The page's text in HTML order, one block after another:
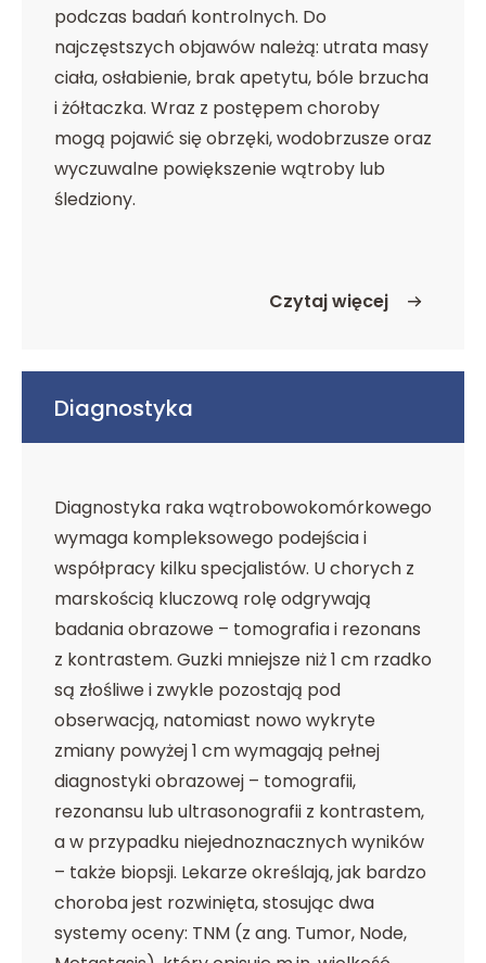
podczas badań kontrolnych. Do
najczęstszych objawów należą: utrata masy
ciała, osłabienie, brak apetytu, bóle brzucha
i żółtaczka. Wraz z postępem choroby
mogą pojawić się obrzęki, wodobrzusze oraz
wyczuwalne powiększenie wątroby lub
śledziony.
Czytaj więcej
o Objawy
Diagnostyka
Diagnostyka raka wątrobowokomórkowego
wymaga kompleksowego podejścia i
współpracy kilku specjalistów. U chorych z
marskością kluczową rolę odgrywają
badania obrazowe – tomografia i rezonans
z kontrastem. Guzki mniejsze niż 1 cm rzadko
są złośliwe i zwykle pozostają pod
obserwacją, natomiast nowo wykryte
zmiany powyżej 1 cm wymagają pełnej
diagnostyki obrazowej – tomografii,
rezonansu lub ultrasonografii z kontrastem,
a w przypadku niejednoznacznych wyników
– także biopsji. Lekarze określają, jak bardzo
choroba jest rozwinięta, stosując dwa
systemy oceny: TNM (z ang. Tumor, Node,